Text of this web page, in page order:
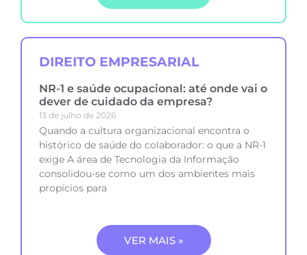
DIREITO EMPRESARIAL
NR-1 e saúde ocupacional: até onde vai o
dever de cuidado da empresa?
13 de julho de 2026
Quando a cultura organizacional encontra o
histórico de saúde do colaborador: o que a NR-1
exige A área de Tecnologia da Informação
consolidou-se como um dos ambientes mais
propícios para
VER MAIS »